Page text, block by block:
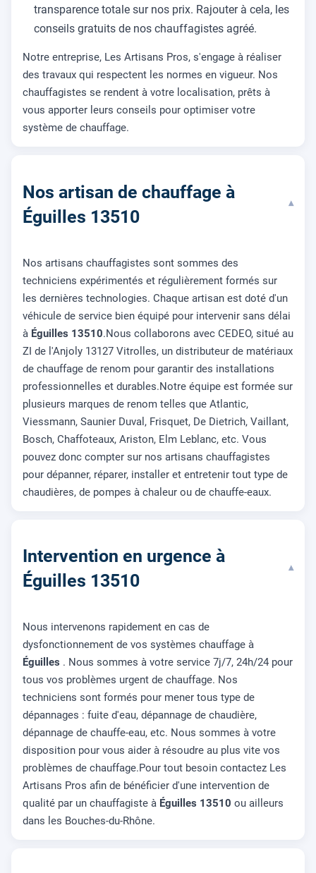
transparence totale sur nos prix. Rajouter à cela, les
conseils gratuits de nos chauffagistes agréé.
Notre entreprise, Les Artisans Pros, s'engage à réaliser
des travaux qui respectent les normes en vigueur. Nos
chauffagistes se rendent à votre localisation, prêts à
vous apporter leurs conseils pour optimiser votre
système de chauffage.
Nos artisan de chauffage à
Éguilles 13510
▾
Nos artisans chauffagistes sont sommes des
techniciens expérimentés et régulièrement formés sur
les dernières technologies. Chaque artisan est doté d'un
véhicule de service bien équipé pour intervenir sans délai
à Éguilles 13510.Nous collaborons avec CEDEO, situé au
ZI de l'Anjoly 13127 Vitrolles, un distributeur de matériaux
de chauffage de renom pour garantir des installations
professionnelles et durables.Notre équipe est formée sur
plusieurs marques de renom telles que Atlantic,
Viessmann, Saunier Duval, Frisquet, De Dietrich, Vaillant,
Bosch, Chaffoteaux, Ariston, Elm Leblanc, etc. Vous
pouvez donc compter sur nos artisans chauffagistes
pour dépanner, réparer, installer et entretenir tout type de
chaudières, de pompes à chaleur ou de chauffe-eaux.
Intervention en urgence à
Éguilles 13510
▾
Nous intervenons rapidement en cas de
dysfonctionnement de vos systèmes chauffage à
Éguilles . Nous sommes à votre service 7j/7, 24h/24 pour
tous vos problèmes urgent de chauffage. Nos
techniciens sont formés pour mener tous type de
dépannages : fuite d'eau, dépannage de chaudière,
dépannage de chauffe-eau, etc. Nous sommes à votre
disposition pour vous aider à résoudre au plus vite vos
problèmes de chauffage.Pour tout besoin contactez Les
Artisans Pros afin de bénéficier d'une intervention de
qualité par un chauffagiste à Éguilles 13510 ou ailleurs
dans les Bouches-du-Rhône.